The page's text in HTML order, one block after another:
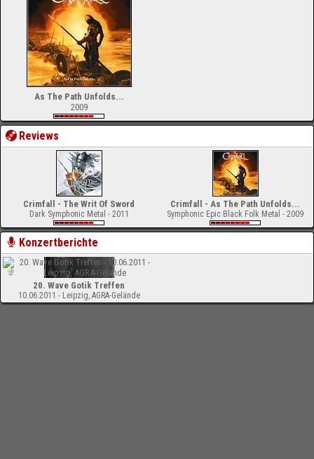
As The Path Unfolds...
2009
Reviews
Crimfall - The Writ Of Sword
Dark Symphonic Metal - 2011
Crimfall - As The Path Unfolds...
Symphonic Epic Black Folk Metal - 2009
Konzertberichte
20. Wave Gotik Treffen
10.06.2011 - Leipzig, AGRA-Gelände